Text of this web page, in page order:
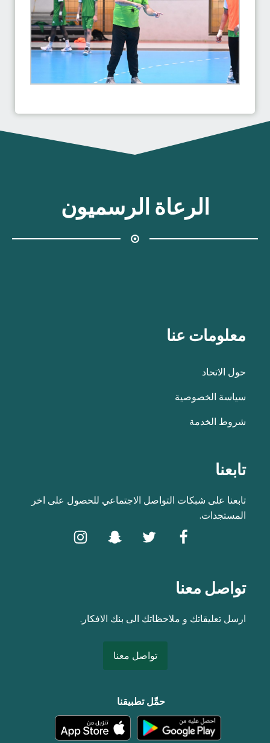
الرعاة الرسميون
معلومات عنا
حول الاتحاد
سياسة الخصوصية
شروط الخدمة
تابعنا
تابعنا على شبكات التواصل الاجتماعي للحصول على اخر
المستجدات.
تواصل معنا
ارسل تعليقاتك و ملاحظاتك الى بنك الافكار.
تواصل معنا
حمِّل تطبيقنا